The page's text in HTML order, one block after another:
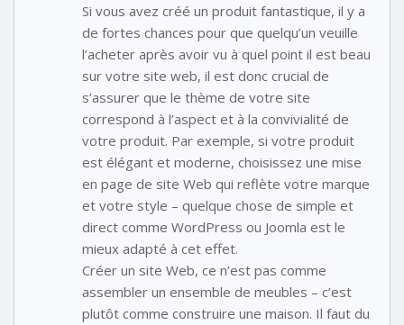
Si vous avez créé un produit fantastique, il y a
de fortes chances pour que quelqu’un veuille
l’acheter après avoir vu à quel point il est beau
sur votre site web, il est donc crucial de
s’assurer que le thème de votre site
correspond à l’aspect et à la convivialité de
votre produit. Par exemple, si votre produit
est élégant et moderne, choisissez une mise
en page de site Web qui reflète votre marque
et votre style – quelque chose de simple et
direct comme WordPress ou Joomla est le
mieux adapté à cet effet.
Créer un site Web, ce n’est pas comme
assembler un ensemble de meubles – c’est
plutôt comme construire une maison. Il faut du